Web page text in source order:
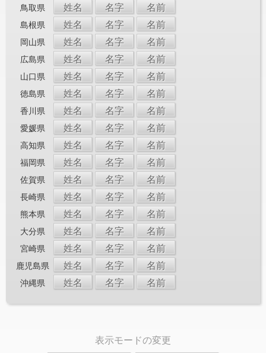
鳥取県 姓名 名字 名前
島根県 姓名 名字 名前
岡山県 姓名 名字 名前
広島県 姓名 名字 名前
山口県 姓名 名字 名前
徳島県 姓名 名字 名前
香川県 姓名 名字 名前
愛媛県 姓名 名字 名前
高知県 姓名 名字 名前
福岡県 姓名 名字 名前
佐賀県 姓名 名字 名前
長崎県 姓名 名字 名前
熊本県 姓名 名字 名前
大分県 姓名 名字 名前
宮崎県 姓名 名字 名前
鹿児島県 姓名 名字 名前
沖縄県 姓名 名字 名前
表示モードの変更